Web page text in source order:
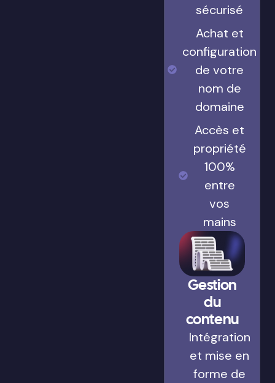
sécurisé
Achat et
configuration
de votre
nom de
domaine
Accès et
propriété
100%
entre
vos
mains
Gestion
du
contenu
Intégration
et mise en
forme de